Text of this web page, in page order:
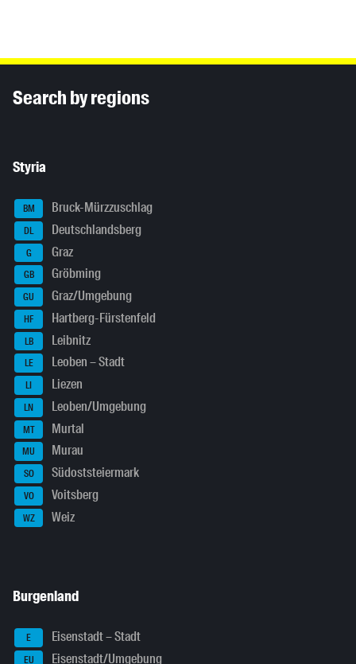
Search by regions
Styria
BM Bruck-Mürzzuschlag
DL Deutschlandsberg
G Graz
GB Gröbming
GU Graz/Umgebung
HF Hartberg-Fürstenfeld
LB Leibnitz
LE Leoben – Stadt
LI Liezen
LN Leoben/Umgebung
MT Murtal
MU Murau
SO Südoststeiermark
VO Voitsberg
WZ Weiz
Burgenland
E Eisenstadt – Stadt
EU Eisenstadt/Umgebung